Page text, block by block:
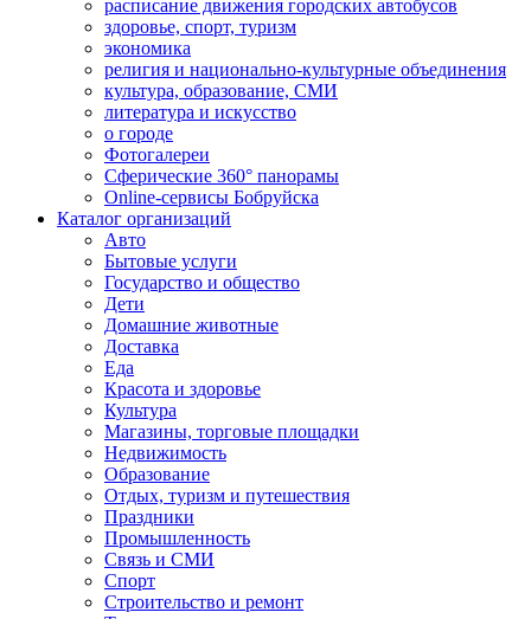
расписание движения городских автобусов
здоровье, спорт, туризм
экономика
религия и национально-культурные объединения
культура, образование, СМИ
литература и искусство
о городе
Фотогалереи
Сферические 360° панорамы
Online-сервисы Бобруйска
Каталог организаций
Авто
Бытовые услуги
Государство и общество
Дети
Домашние животные
Доставка
Еда
Красота и здоровье
Культура
Магазины, торговые площадки
Недвижимость
Образование
Отдых, туризм и путешествия
Праздники
Промышленность
Связь и СМИ
Спорт
Строительство и ремонт